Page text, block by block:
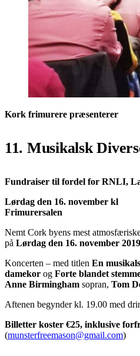
Kork frimurere præsenterer
11. Musikalsk
Fundraiser til fordel for RNLI,
Lørdag den 16. november kl
Frimurersalen
Nemt Cork byens mest
på Lørdag den 16. november 2019
Koncerten – med titlen En
damekor og Forte blandet
Anne Birmingham sopran, Tom
Aftenen begynder kl. 19.00 med
Billetter koster €25, inklusive
(munsterfreemason@gmail.com)